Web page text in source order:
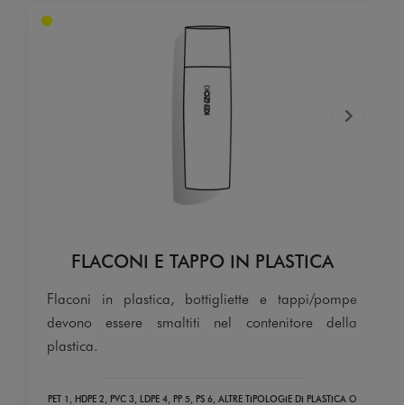
FLACONI E TAPPO IN PLASTICA
Flaconi in plastica, bottigliette e tappi/pompe
devono essere smaltiti nel contenitore della
plastica.
PET 1, HDPE 2, PVC 3, LDPE 4, PP 5, PS 6, ALTRE TIPOLOGIE DI PLASTICA O